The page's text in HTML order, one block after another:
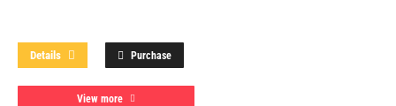
Details Purchase
View more